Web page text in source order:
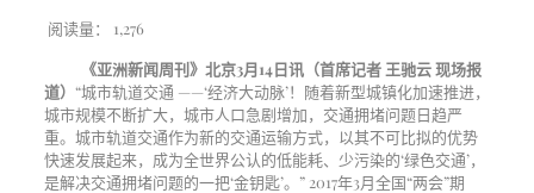
阅读量：
1,276
《亚洲新闻周刊》北京3月14日讯（首席记者 王驰云 现场报
道） “城市轨道交通 ——‘经济大动脉’！随着新型城镇化加速推进，
城市规模不断扩大，城市人口急剧增加，交通拥堵问题日趋严
重。城市轨道交通作为新的交通运输方式，以其不可比拟的优势
快速发展起来，成为全世界公认的低能耗、少污染的‘绿色交通’，
是解决交通拥堵问题的一把‘金钥匙’。” 2017年3月全国“两会”期